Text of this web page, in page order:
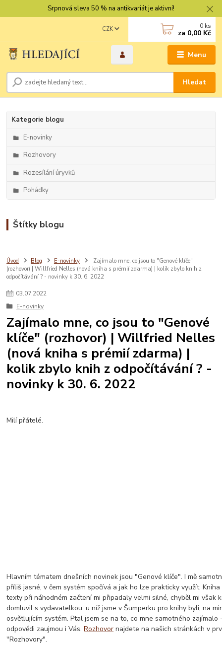
Srpnová sleva 50 % na antikvariát je aktivní!
Menu
CZK
Hledat
0 ks
za 0,00 Kč
Kategorie blogu
E-novinky
Rozhovory
Rozesílání úryvků
Pohádky
Štítky blogu
Úvod Blog E-novinky
Zajímalo mne, co jsou to "Genové klíče"
(rozhovor) | Willfried Nelles (nová kniha s prémií zdarma) | kolik zbylo knih z
odpočítávání ? - novinky k 30. 6. 2022
03.07.2022
E-novinky
Zajímalo mne, co jsou to "Genové
klíče" (rozhovor) | Willfried Nelles
(nová kniha s prémií zdarma) |
kolik zbylo knih z odpočítávání ? -
novinky k 30. 6. 2022
Milí přátelé.
Hlavním tématem dnešních novinek jsou "Genové klíče". I mě
příliš jasné, v čem systém spočívá a jak ho lze prakticky využít.
texty při náhodném začtení mi připadaly velmi silné, chyběl mi však
domluvil s vydavatelkou, u níž jsme v Šumperku pro knihy byli, na
osvětlujícím systém. Ptal jsem se na to, co mne samotného zajímalo
odpovědi zaujmou i Vás.Rozhovor najdete na našich stránkách v
"Rozhovory".